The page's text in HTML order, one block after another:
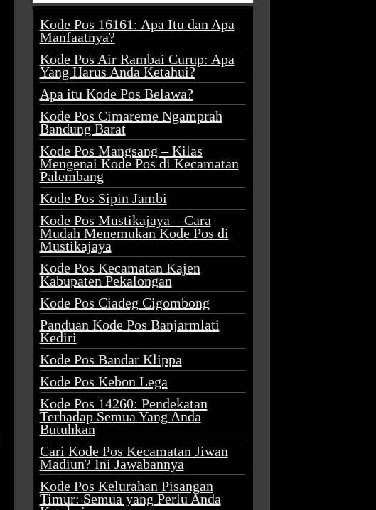
Kode Pos 16161: Apa Itu dan Apa
Manfaatnya?
Kode Pos Air Rambai Curup: Apa
Yang Harus Anda Ketahui?
Apa itu Kode Pos Belawa?
Kode Pos Cimareme Ngamprah
Bandung Barat
Kode Pos Mangsang – Kilas
Mengenai Kode Pos di Kecamatan
Palembang
Kode Pos Sipin Jambi
Kode Pos Mustikajaya – Cara
Mudah Menemukan Kode Pos di
Mustikajaya
Kode Pos Kecamatan Kajen
Kabupaten Pekalongan
Kode Pos Ciadeg Cigombong
Panduan Kode Pos Banjarmlati
Kediri
Kode Pos Bandar Klippa
Kode Pos Kebon Lega
Kode Pos 14260: Pendekatan
Terhadap Semua Yang Anda
Butuhkan
Cari Kode Pos Kecamatan Jiwan
Madiun? Ini Jawabannya
Kode Pos Kelurahan Pisangan
Timur: Semua yang Perlu Anda